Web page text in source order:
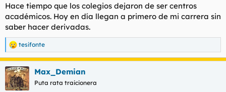
Hace tiempo que los colegios dejaron de ser centros
académicos. Hoy en día llegan a primero de mi carrera sin
saber hacer derivadas.
R
e
a
c
c
i
tesifonte
Max_Demian
Puta rata traicionera